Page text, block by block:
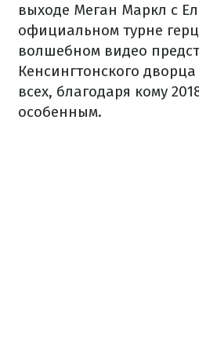
выходе Меган Маркл с
официальном турне
волшебном видео
Кенсингтонского
всех, благодаря кому
особенным.